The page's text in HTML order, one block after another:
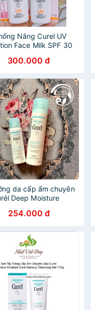
Nắng Curel UV
Face Milk SPF 30
300.000 đ
da cấp ẩm chuyên
Deep Moisture
254.000 đ